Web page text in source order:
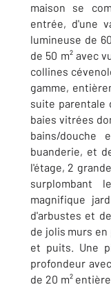
maison se
entrée, d'une
lumineuse de
de 50 m² avec
collines
gamme,
suite parentale
baies vitrées
bains/douche
buanderie, et
l'étage, 2
surplombant
magnifique
d'arbustes et
de jolis murs
et puits. Une
profondeur
de 20 m²